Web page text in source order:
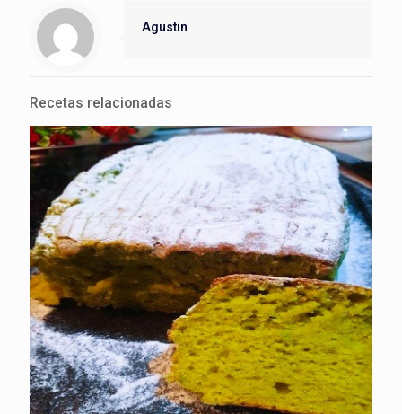
Agustin
Recetas relacionadas